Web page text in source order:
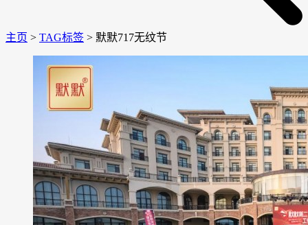
主页 > TAG标签 > 默默717无纹节